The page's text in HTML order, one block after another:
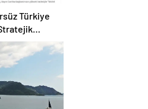
Türkiye